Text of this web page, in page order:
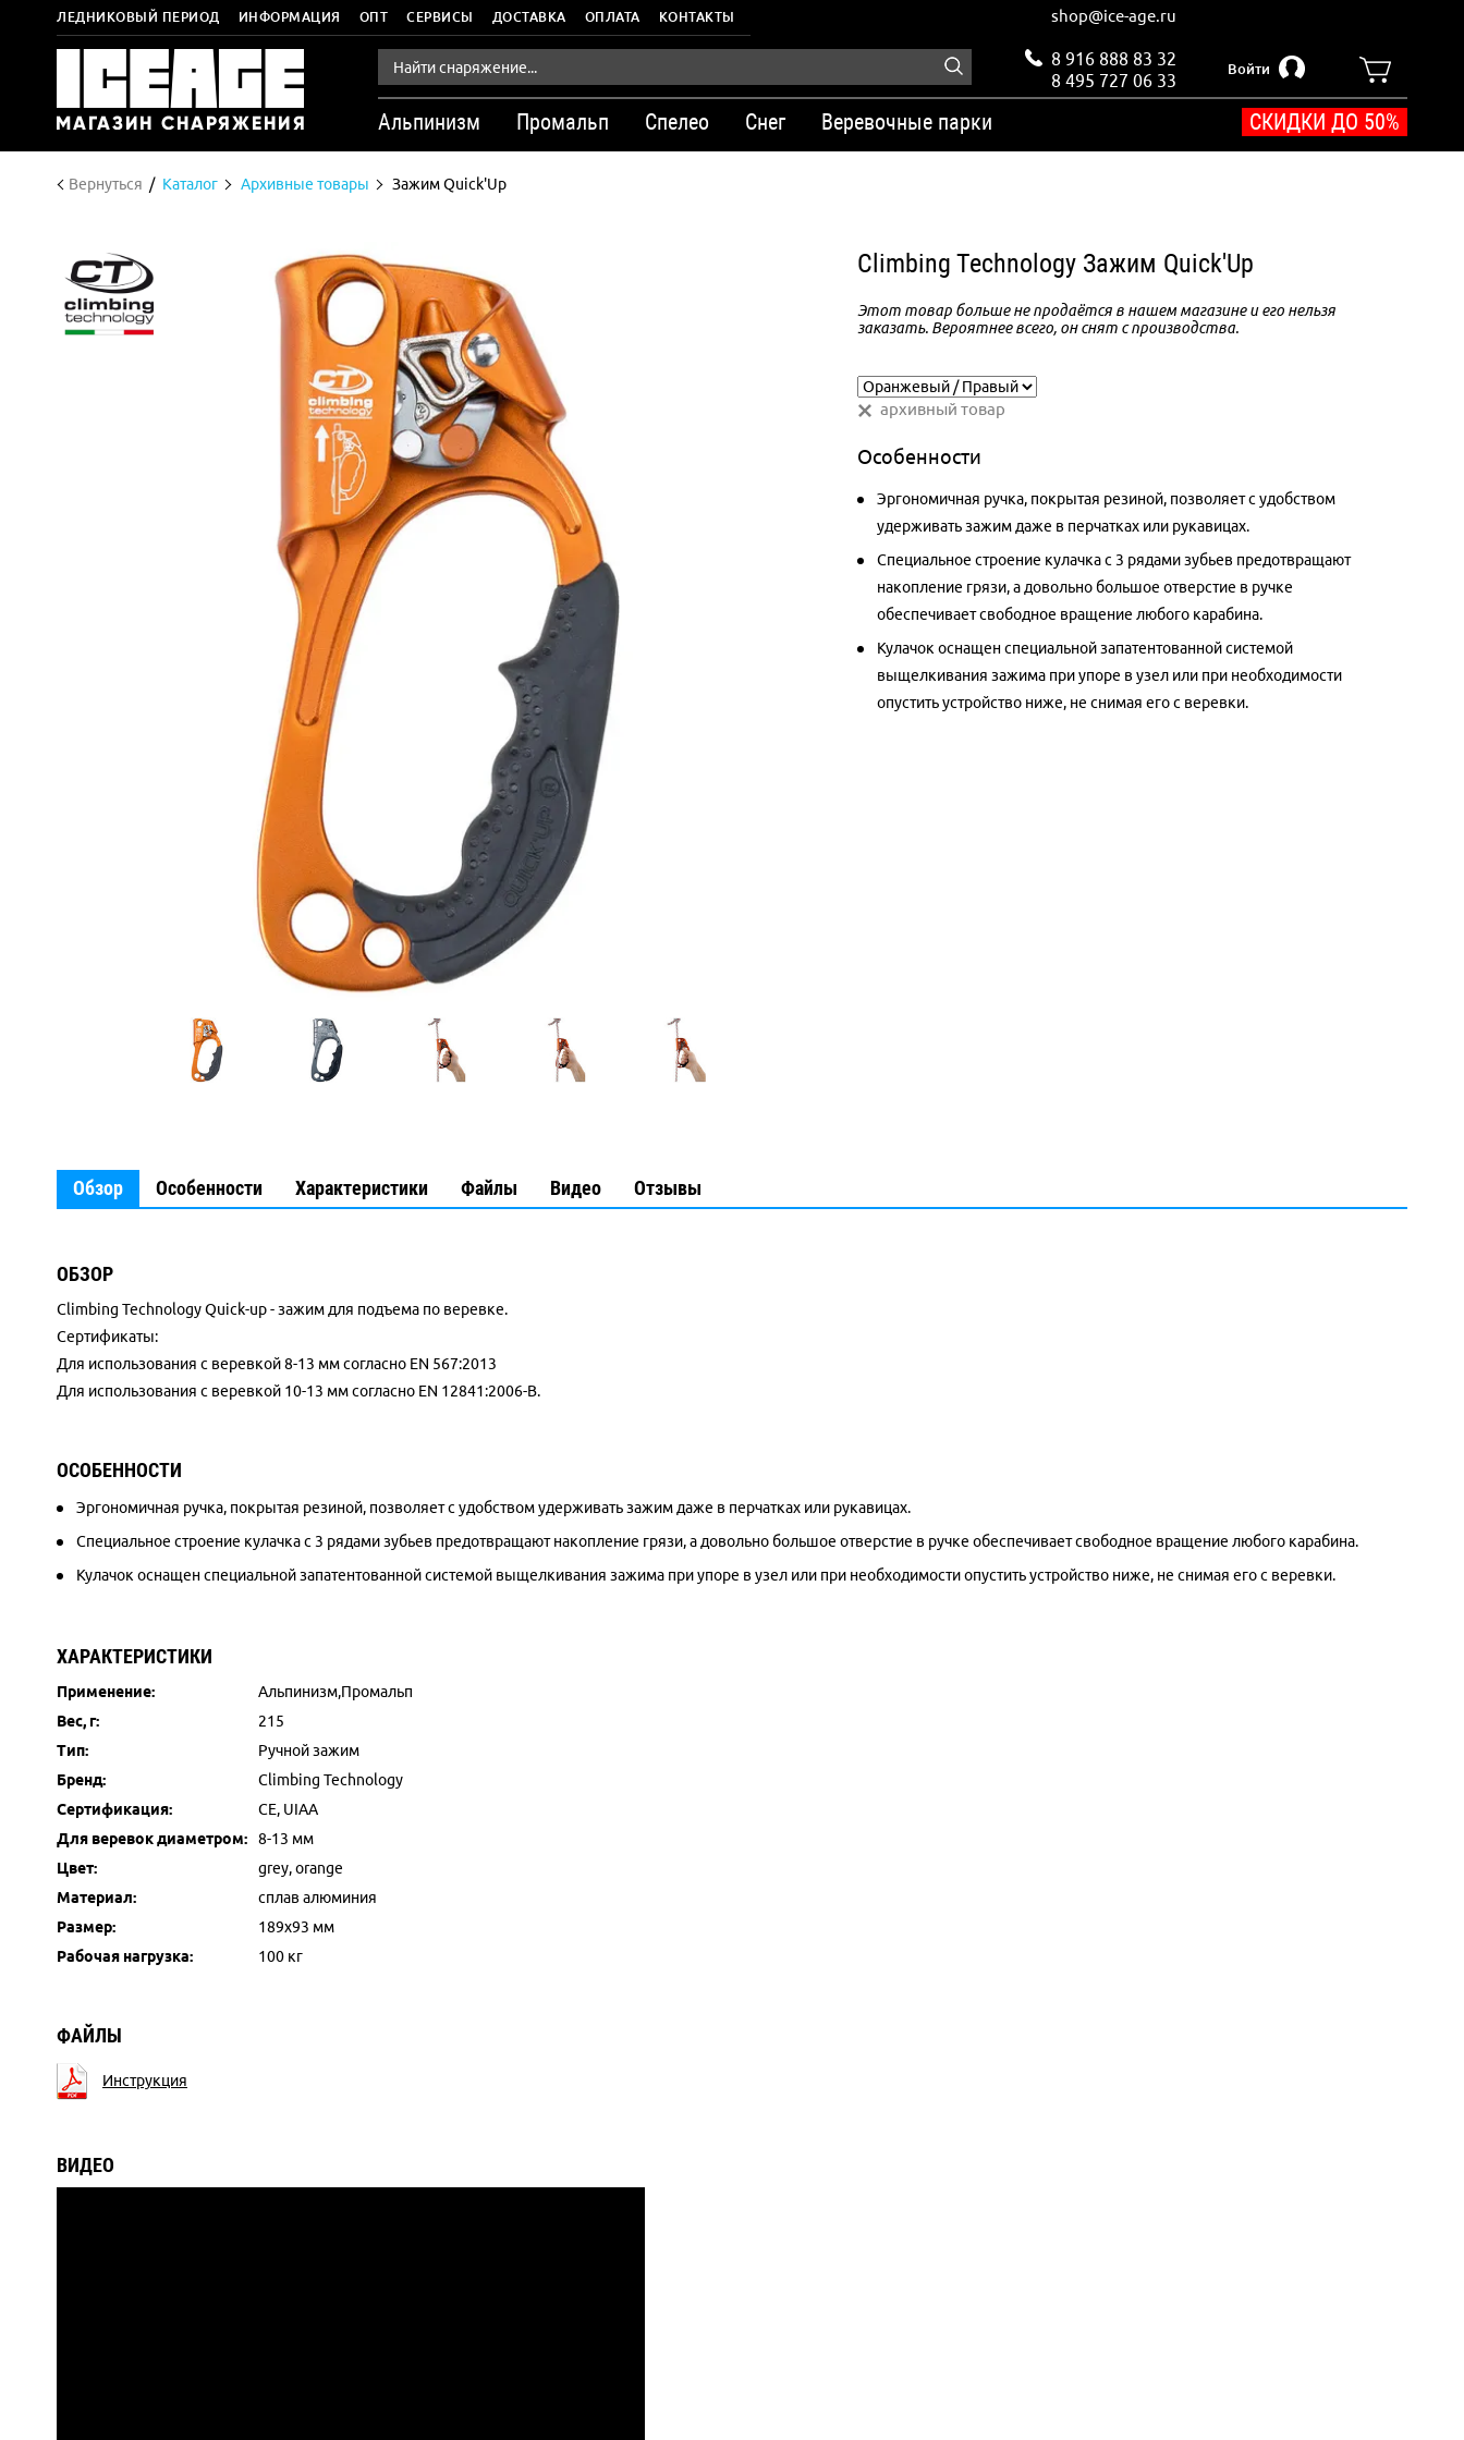
ЛЕДНИКОВЫЙ ПЕРИОД ИНФОРМАЦИЯ ОПТ СЕРВИСЫ ДОСТАВКА ОПЛАТА КОНТАКТЫ shop@ice-age.ru
8 916 888 83 32
8 495 727 06 33
Войти
Альпинизм Промальп Спелео Снег Веревочные парки СКИДКИ ДО 50%
Вернуться Каталог Архивные товары Зажим Quick'Up
Climbing Technology Зажим Quick'Up
Этот товар больше не продаётся в нашем магазине и его нельзя
заказать. Вероятнее всего, он снят с производства.
архивный товар
Особенности
Эргономичная ручка, покрытая резиной, позволяет с удобством
удерживать зажим даже в перчатках или рукавицах.
Специальное строение кулачка с 3 рядами зубьев предотвращают
накопление грязи, а довольно большое отверстие в ручке
обеспечивает свободное вращение любого карабина.
Кулачок оснащен специальной запатентованной системой
выщелкивания зажима при упоре в узел или при необходимости
опустить устройство ниже, не снимая его с веревки.
Обзор Особенности Характеристики Файлы Видео Отзывы
ОБЗОР
Climbing Technology Quick-up - зажим для подъема по веревке.
Сертификаты:
Для использования с веревкой 8-13 мм согласно EN 567:2013
Для использования с веревкой 10-13 мм согласно EN 12841:2006-B.
ОСОБЕННОСТИ
Эргономичная ручка, покрытая резиной, позволяет с удобством удерживать зажим даже в перчатках или рукавицах.
Специальное строение кулачка с 3 рядами зубьев предотвращают накопление грязи, а довольно большое отверстие в ручке обеспечивает свободное вращение любого карабина.
Кулачок оснащен специальной запатентованной системой выщелкивания зажима при упоре в узел или при необходимости опустить устройство ниже, не снимая его с веревки.
ХАРАКТЕРИСТИКИ
Применение:
Альпинизм,Промальп
Вес, г:
215
Тип:
Ручной зажим
Бренд:
Climbing Technology
Сертификация:
CE, UIAA
Для веревок диаметром:
8-13 мм
Цвет:
grey, orange
Материал:
сплав алюминия
Размер:
189х93 мм
Рабочая нагрузка:
100 кг
ФАЙЛЫ
Инструкция
ВИДЕО